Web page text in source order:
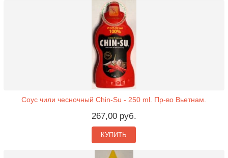
Соус чили чесночный Chin-Su - 250 ml. Пр-во Вьетнам.
267,00 руб.
КУПИТЬ